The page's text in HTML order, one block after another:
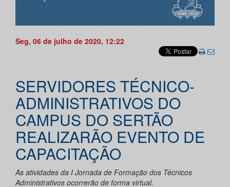
Seg, 06 de julho de 2020, 12:22
SERVIDORES TÉCNICO-
ADMINISTRATIVOS DO
CAMPUS DO SERTÃO
REALIZARÃO EVENTO DE
CAPACITAÇÃO
As atividades da I Jornada de Formação dos Técnicos
Administrativos ocorrerão de forma virtual.